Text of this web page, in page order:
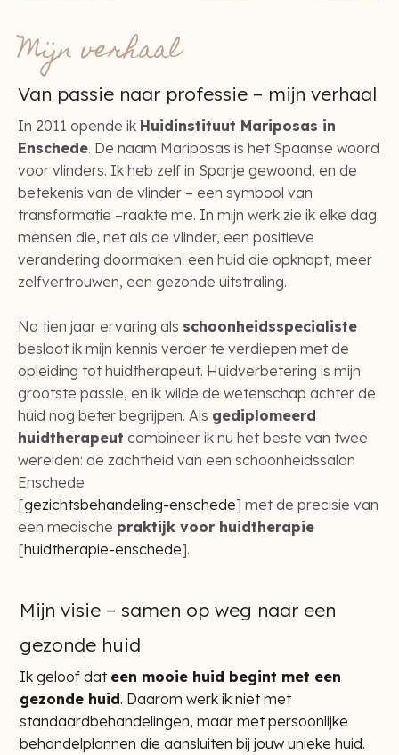
Mijn verhaal
Van passie naar professie – mijn verhaal
In 2011 opende ik Huidinstituut Mariposas in
Enschede. De naam Mariposas is het Spaanse woord
voor vlinders. Ik heb zelf in Spanje gewoond, en de
betekenis van de vlinder – een symbool van
transformatie –raakte me. In mijn werk zie ik elke dag
mensen die, net als de vlinder, een positieve
verandering doormaken: een huid die opknapt, meer
zelfvertrouwen, een gezonde uitstraling.
Na tien jaar ervaring als schoonheidsspecialiste
besloot ik mijn kennis verder te verdiepen met de
opleiding tot huidtherapeut. Huidverbetering is mijn
grootste passie, en ik wilde de wetenschap achter de
huid nog beter begrijpen. Als gediplomeerd
huidtherapeut combineer ik nu het beste van twee
werelden: de zachtheid van een schoonheidssalon
Enschede
[gezichtsbehandeling-enschede] met de precisie van
een medische praktijk voor huidtherapie
[huidtherapie-enschede].
Mijn visie – samen op weg naar een
gezonde huid
Ik geloof dat een mooie huid begint met een
gezonde huid. Daarom werk ik niet met
standaardbehandelingen, maar met persoonlijke
behandelplannen die aansluiten bij jouw unieke huid.